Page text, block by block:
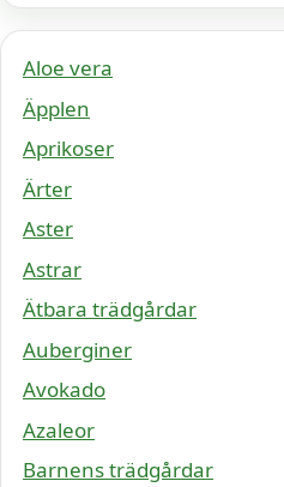
Aloe vera
Äpplen
Aprikoser
Ärter
Aster
Astrar
Ätbara trädgårdar
Auberginer
Avokado
Azaleor
Barnens trädgårdar